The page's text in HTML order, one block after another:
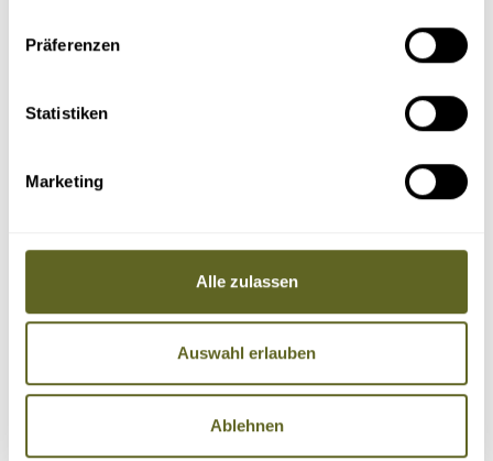
Präferenzen
Statistiken
Marketing
Alle zulassen
Auswahl erlauben
Ablehnen
Asien > Nepal
Gruppenreise, Individualreise /
EVEREST
30.09.26 - 18.10.26
07.10.26 - 25.10.26
Abstecher zu den Klöstern in Thame und Tengpoche
Aussichtsberge Taboche-Vorgipfel und Kala Patar
Stadtbesichtigung im Kathmandutal
19 Tage